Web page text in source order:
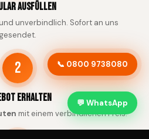
📞 0800 9738080
💬 WhatsApp
ausfüllen
unverbindlich. Sofort an uns
gesendet.
2
erhalten
mit einem verbindlichen Preis.